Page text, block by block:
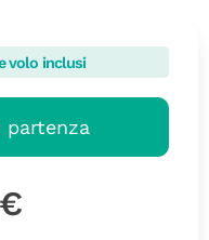
volo inclusi